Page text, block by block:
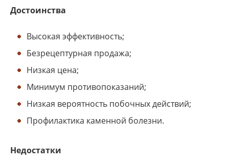
Достоинства
Высокая эффективность;
Безрецептурная продажа;
Низкая цена;
Минимум противопоказаний;
Низкая вероятность побочных действий;
Профилактика каменной болезни.
Недостатки